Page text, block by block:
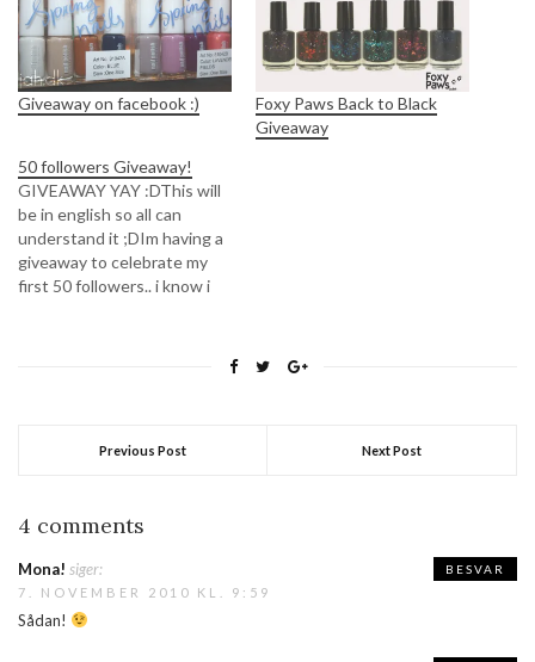
Giveaway on facebook :)
Foxy Paws Back to Black
Giveaway
50 followers Giveaway!
GIVEAWAY YAY :DThis will
be in english so all can
understand it ;DIm having a
giveaway to celebrate my
first 50 followers.. i know i
Previous Post Next Post
4 comments
Mona! siger:
7. NOVEMBER 2010 KL. 9:59
Sådan!
BESVAR